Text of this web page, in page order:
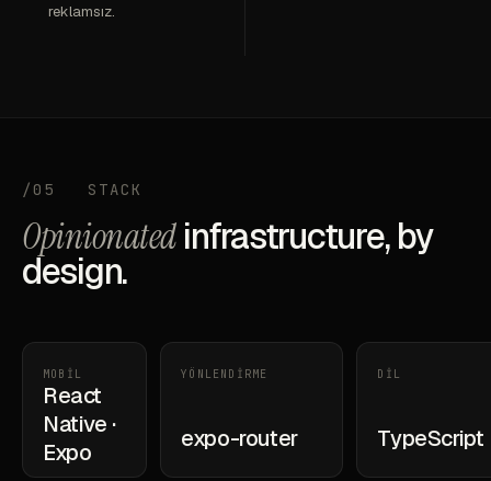
reklamsız.
/05 STACK
Opinionatedinfrastructure, by
design.
MOBİL
React
Native ·
Expo
YÖNLENDİRME
expo-router
DİL
TypeScript